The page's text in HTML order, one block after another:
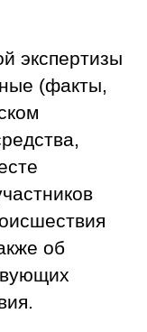
экспертизы
(факты,
об